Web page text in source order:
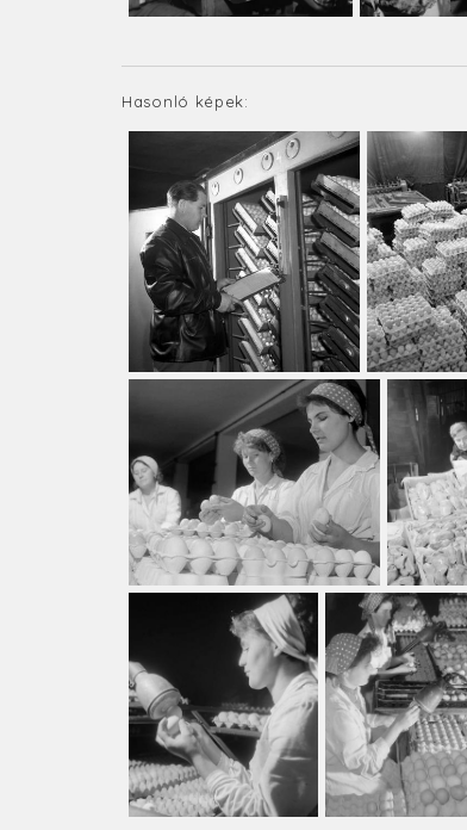
Hasonló képek: